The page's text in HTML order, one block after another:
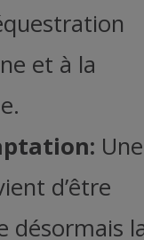
et à la
Une
d’être
désormais